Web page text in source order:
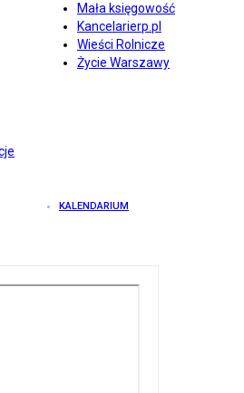
Mała księgowość
Kancelarierp.pl
Wieści Rolnicze
Życie Warszawy
KALENDARIUM